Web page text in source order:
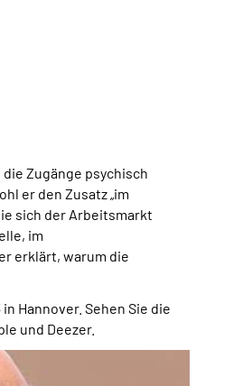
Zugänge psychisch
er den Zusatz „im
sich der Arbeitsmarkt
im
erklärt, warum die
Hannover. Sehen Sie die
und Deezer.